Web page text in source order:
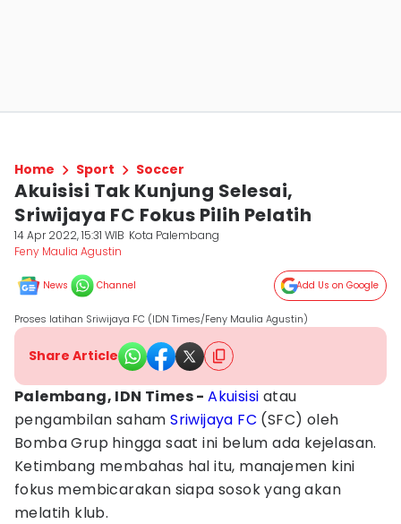
Home Sport Soccer
Akuisisi Tak Kunjung Selesai,
Sriwijaya FC Fokus Pilih Pelatih
14 Apr 2022, 15:31 WIB Kota Palembang
Feny Maulia Agustin
News Channel Add Us on Google
Proses latihan Sriwijaya FC (IDN Times/Feny Maulia Agustin)
Share Article
Palembang, IDN Times -Akuisisi atau
pengambilan sahamSriwijaya FC (SFC) oleh
Bomba Grup hingga saat ini belum ada kejelasan.
Ketimbang membahas hal itu, manajemen kini
fokus membicarakan siapa sosok yang akan
melatih klub.